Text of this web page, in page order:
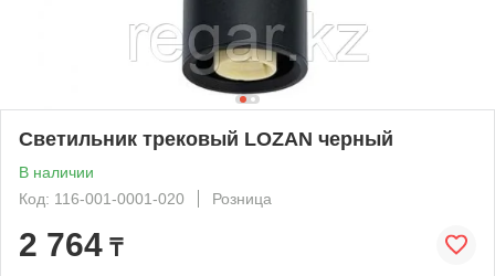
Светильник трековый LOZAN черный
В наличии
Код: 116-001-0001-020
Розница
2 764 ₸